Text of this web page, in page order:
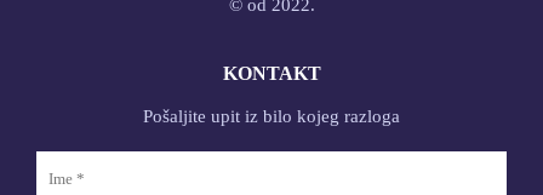
© od 2022.
KONTAKT
Pošaljite upit iz bilo kojeg razloga